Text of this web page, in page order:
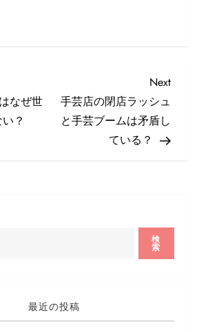
なぜ世
？
Next
Next
手芸店の閉店ラッシュ
と手芸ブームは矛盾し
ている？
検
索
最近の投稿